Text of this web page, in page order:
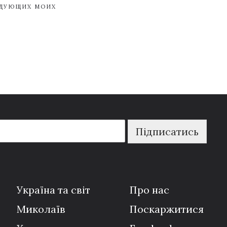
МОИХ
Підписатись
Україна та світ
Миколаїв
Про нас
Поскаржитися